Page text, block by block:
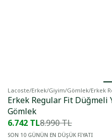
Lacoste/Erkek/Giyim/Gömlek/Erkek
Erkek Regular Fit Düğmeli
Gömlek
6.742 TL8.990 TL
SON 10 GÜNÜN EN DÜŞÜK FİYATI